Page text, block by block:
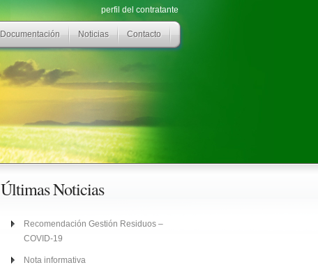
perfil del contratante
Documentación Noticias Contacto
Últimas Noticias
Recomendación Gestión Residuos –
COVID-19
Nota informativa